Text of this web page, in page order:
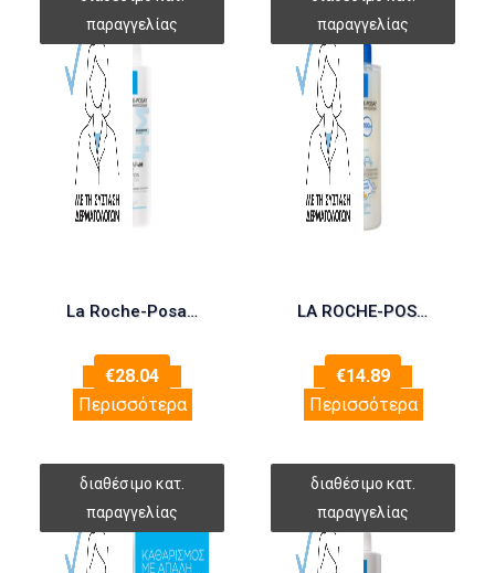
La Roche-Posay Lipikar Light Cream AP+M, 400ml
€28.04
Περισσότερα
LA ROCHE-POSAY Lipikar Syndet AP+ 400ml
€14.89
Περισσότερα